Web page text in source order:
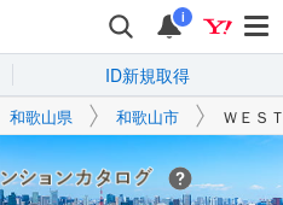
i
ID新規取得
和歌山県 和歌山市 ＷＥＳ
Yahoo!不動産